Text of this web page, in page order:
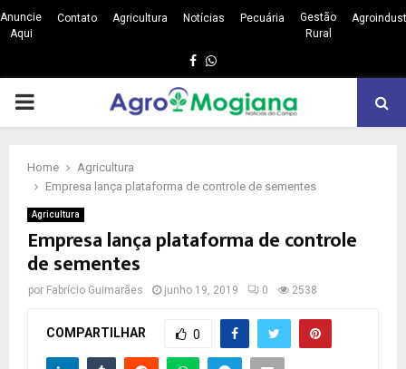
Anuncie
Aqui
Contato Agricultura Notícias Pecuária
Gestão
Rural
Facebook
Whatsapp
PRIMARY
Home
Agricultura
Empresa lança plataforma de controle de sementes
Agricultura
Empresa lança plataforma de controle
de sementes
por Fabrício Guimarães junho 19, 2019 0 2538
COMPARTILHAR 0